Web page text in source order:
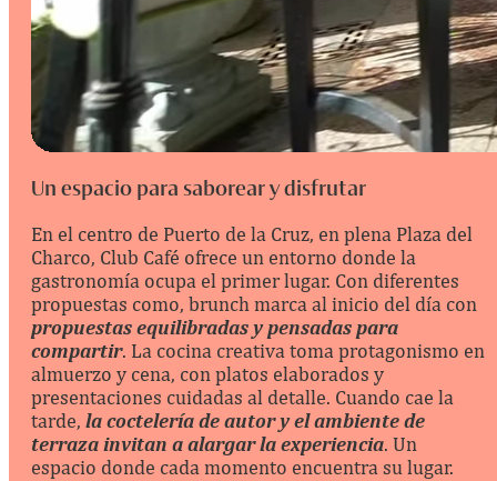
Un espacio para saborear y disfrutar
En el centro de Puerto de la Cruz, en plena Plaza del
Charco, Club Café ofrece un entorno donde la
gastronomía ocupa el primer lugar. Con diferentes
propuestas como, brunch marca al inicio del día con
propuestas equilibradas y pensadas para
compartir. La cocina creativa toma protagonismo en
almuerzo y cena, con platos elaborados y
presentaciones cuidadas al detalle. Cuando cae la
tarde, la coctelería de autor y el ambiente de
terraza invitan a alargar la experiencia. Un
espacio donde cada momento encuentra su lugar.